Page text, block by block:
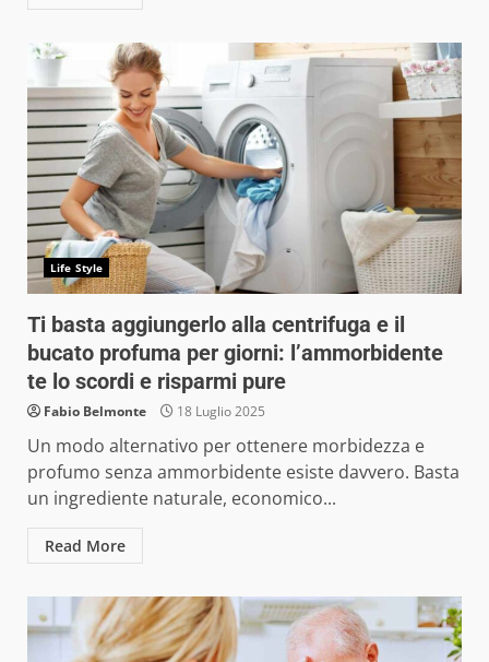
Life Style
Ti basta aggiungerlo alla centrifuga e il
bucato profuma per giorni: l’ammorbidente
te lo scordi e risparmi pure
Fabio Belmonte 18 Luglio 2025
Un modo alternativo per ottenere morbidezza e
profumo senza ammorbidente esiste davvero. Basta
un ingrediente naturale, economico...
Read More